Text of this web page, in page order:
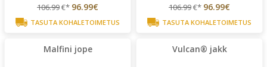
106.99€* 96.99€
TASUTA KOHALETOIMETUS
106.99€* 96.99€
TASUTA KOHALETOIMETUS
Malfini jope Vulcan® jakk